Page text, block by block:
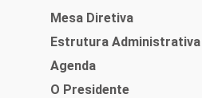
Mesa Diretiva
Estrutura Administrativa
Agenda
O Presidente